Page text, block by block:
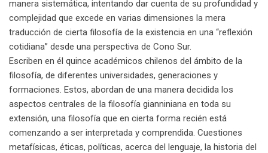
manera sistemática, intentando dar cuenta de su profundidad y
complejidad que excede en varias dimensiones la mera
traducción de cierta filosofía de la existencia en una “reflexión
cotidiana” desde una perspectiva de Cono Sur.
Escriben en él quince académicos chilenos del ámbito de la
filosofía, de diferentes universidades, generaciones y
formaciones. Estos, abordan de una manera decidida los
aspectos centrales de la filosofía gianniniana en toda su
extensión, una filosofía que en cierta forma recién está
comenzando a ser interpretada y comprendida. Cuestiones
metafísicas, éticas, políticas, acerca del lenguaje, la historia del